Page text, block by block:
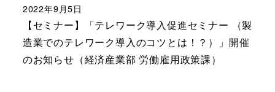
【セミナー】「テレワーク導入促進セミナー （製
造業でのテレワーク導入のコツとは！？）」開催
のお知らせ（経済産業部 労働雇用政策課）
2022年9月5日